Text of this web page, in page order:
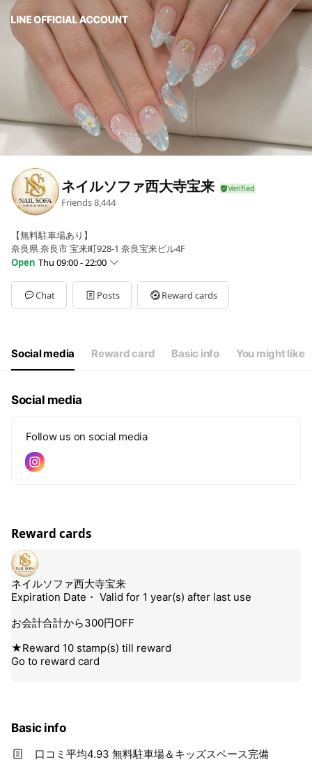
ネイルソファ西大寺宝来
Friends8,444
【無料駐車場あり】
奈良県 奈良市 宝来町928-1 奈良宝来ビル4F
Open Thu 09:00 - 22:00
Sun09:00 - 22:00
Mon09:00 - 22:00
Tue
09:00 - 22:00
Sat09:00 - 22:00
ご予約が取りにくい場合はLINEからもお気軽にご相談ください
Chat Posts Reward cards
Social media Reward card Basic info You might like
Social media
Follow us on social media
Reward cards
Basic info
口コミ平均4.93 無料駐車場＆キッズスペース完備